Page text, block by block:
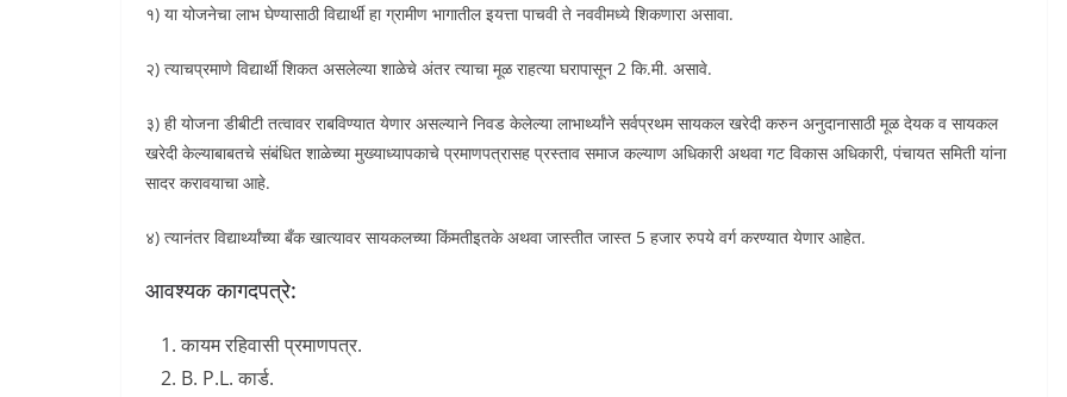
१) या योजनेचा लाभ घेण्यासाठी विद्यार्थी हा ग्रामीण भागातील इयत्ता पाचवी ते नववीमध्ये शिकणारा असावा.
२) त्याचप्रमाणे विद्यार्थी शिकत असलेल्या शाळेचे अंतर त्याचा मूळ राहत्या घरापासून 2 कि.मी. असावे.
३) ही योजना डीबीटी तत्वावर राबविण्यात येणार असल्याने निवड केलेल्या लाभार्थ्यांने सर्वप्रथम सायकल खरेदी करुन अनुदानासाठी मूळ देयक व सायकल
खरेदी केल्याबाबतचे संबंधित शाळेच्या मुख्याध्यापकाचे प्रमाणपत्रासह प्रस्ताव समाज कल्याण अधिकारी अथवा गट विकास अधिकारी, पंचायत समिती यांना
सादर करावयाचा आहे.
४) त्यानंतर विद्यार्थ्यांच्या बँक खात्यावर सायकलच्या किंमतीइतके अथवा जास्तीत जास्त 5 हजार रुपये वर्ग करण्यात येणार आहेत.
आवश्यक कागदपत्रे:
कायम रहिवासी प्रमाणपत्र.
B. P.L. कार्ड.